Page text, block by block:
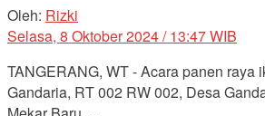
Oleh: Rizki
Selasa, 8 Oktober 2024 / 13:47 WIB
TANGERANG, WT - Acara panen raya
Gandaria, RT 002 RW 002, Desa